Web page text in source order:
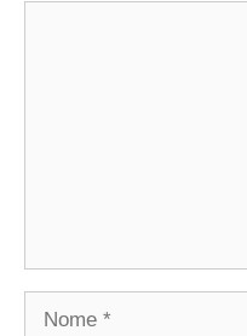
Nome